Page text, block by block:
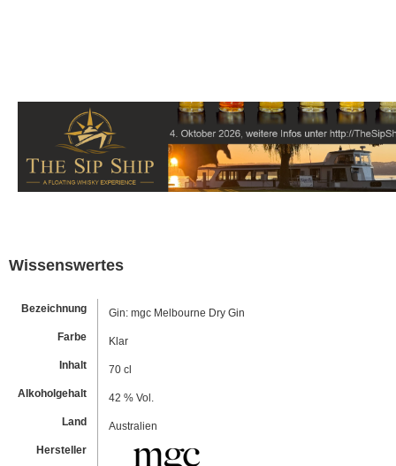
Wissenswertes
Bezeichnung
Gin: mgc Melbourne Dry Gin
Farbe
Klar
Inhalt
70 cl
Alkoholgehalt
42 % Vol.
Land
Australien
Hersteller